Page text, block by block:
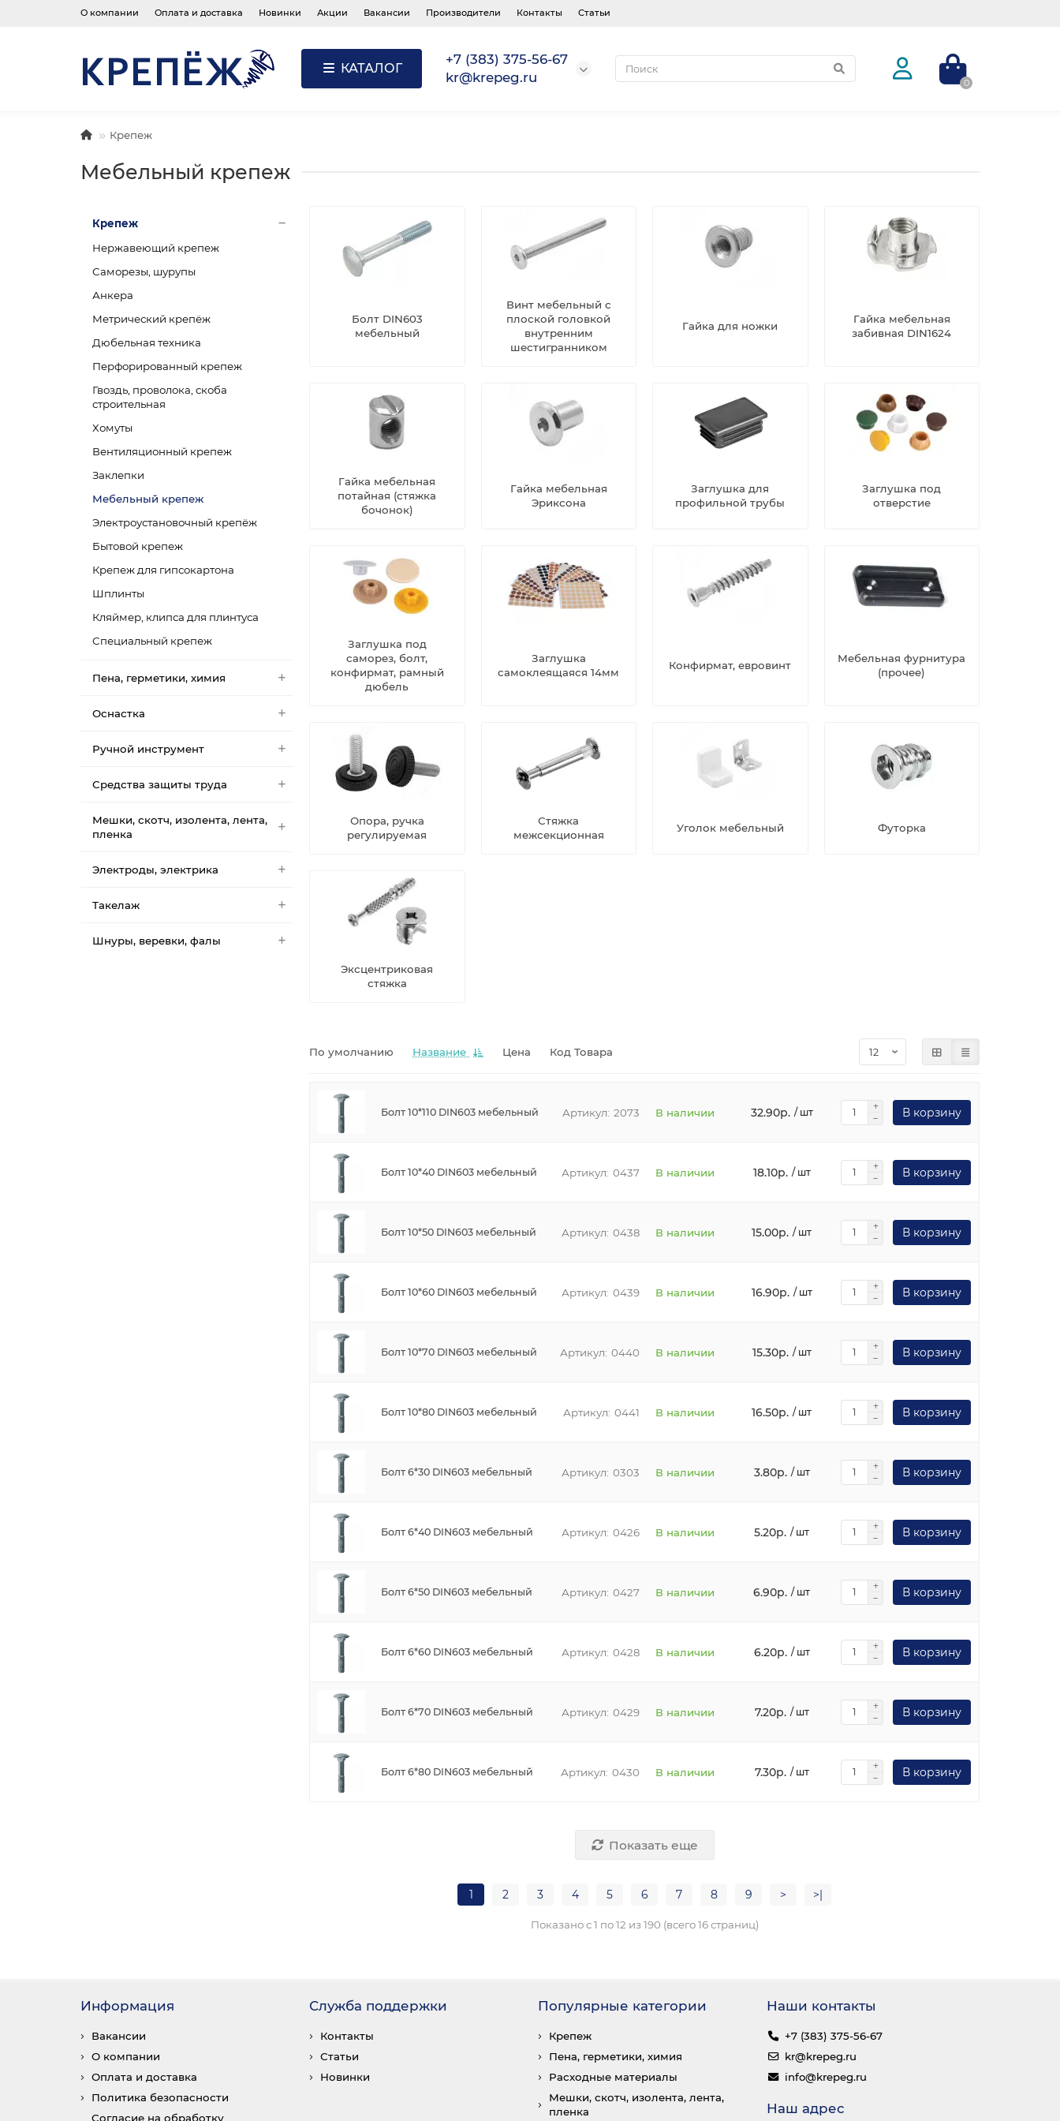
О компании Оплата и доставка Новинки Акции Вакансии Производители Контакты Статьи
КАТАЛОГ
+7 (383) 375-56-67
kr@krepeg.ru
0
Крепеж
Мебельный крепеж
Крепеж
Нержавеющий крепеж
Саморезы, шурупы
Анкера
Метрический крепёж
Дюбельная техника
Перфорированный крепеж
Гвоздь, проволока, скоба
строительная
Хомуты
Вентиляционный крепеж
Заклепки
Мебельный крепеж
Электроустановочный крепёж
Бытовой крепеж
Крепеж для гипсокартона
Шплинты
Кляймер, клипса для плинтуса
Специальный крепеж
Пена, герметики, химия
Оснастка
Ручной инструмент
Средства защиты труда
Мешки, скотч, изолента, лента,
пленка
Электроды, электрика
Такелаж
Шнуры, веревки, фалы
Болт DIN603
мебельный
Винт мебельный с
плоской головкой
внутренним
шестигранником
Гайка для ножки
Гайка мебельная
забивная DIN1624
Гайка мебельная
потайная (стяжка
бочонок)
Гайка мебельная
Эриксона
Заглушка для
профильной трубы
Заглушка под
отверстие
Заглушка под
саморез, болт,
конфирмат, рамный
дюбель
Заглушка
самоклеящаяся 14мм
Конфирмат, евровинт
Мебельная фурнитура
(прочее)
Опора, ручка
регулируемая
Стяжка
межсекционная
Уголок мебельный Футорка
Эксцентриковая
стяжка
По умолчанию Название Цена Код Товара
Болт 10*110 DIN603 мебельный 2073 В наличии 32.90р. / шт В корзину
Болт 10*40 DIN603 мебельный 0437 В наличии 18.10р. / шт В корзину
Болт 10*50 DIN603 мебельный 0438 В наличии 15.00р. / шт В корзину
Болт 10*60 DIN603 мебельный 0439 В наличии 16.90р. / шт В корзину
Болт 10*70 DIN603 мебельный 0440 В наличии 15.30р. / шт В корзину
Болт 10*80 DIN603 мебельный 0441 В наличии 16.50р. / шт В корзину
Болт 6*30 DIN603 мебельный 0303 В наличии 3.80р. / шт В корзину
Болт 6*40 DIN603 мебельный 0426 В наличии 5.20р. / шт В корзину
Болт 6*50 DIN603 мебельный 0427 В наличии 6.90р. / шт В корзину
Болт 6*60 DIN603 мебельный 0428 В наличии 6.20р. / шт В корзину
Болт 6*70 DIN603 мебельный 0429 В наличии 7.20р. / шт В корзину
Болт 6*80 DIN603 мебельный 0430 В наличии 7.30р. / шт В корзину
Показать еще
1 2 3 4 5 6 7 8 9 > >|
Показано с 1 по 12 из 190 (всего 16 страниц)
Информация
Вакансии
О компании
Оплата и доставка
Политика безопасности
Согласие на обработку
Служба поддержки
Контакты
Статьи
Новинки
Популярные категории
Крепеж
Пена, герметики, химия
Расходные материалы
Мешки, скотч, изолента, лента,
пленка
Наши контакты
+7 (383) 375-56-67
kr@krepeg.ru
info@krepeg.ru
Наш адрес